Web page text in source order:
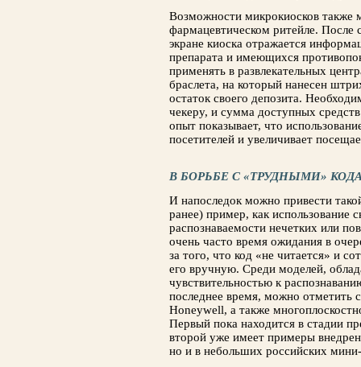
Возможности микрокиосков также
фармацевтическом ритейле. После
экране киоска отражается
препарата и имеющихся
применять в развлекательных
браслета, на который нанесен
остаток своего депозита.
чекеру, и сумма доступных
опыт показывает, что
посетителей и увеличивает
В БОРЬБЕ С «ТРУДНЫМИ»
И напоследок можно привести
ранее) пример, как использование
распознаваемости нечетких или
очень часто время ожидания в
за того, что код «не читается» и
его вручную. Среди моделей,
чувствительностью к
последнее время, можно отметить
Honeywell, а также
Первый пока находится в стадии
второй уже имеет примеры
но и в небольших российских